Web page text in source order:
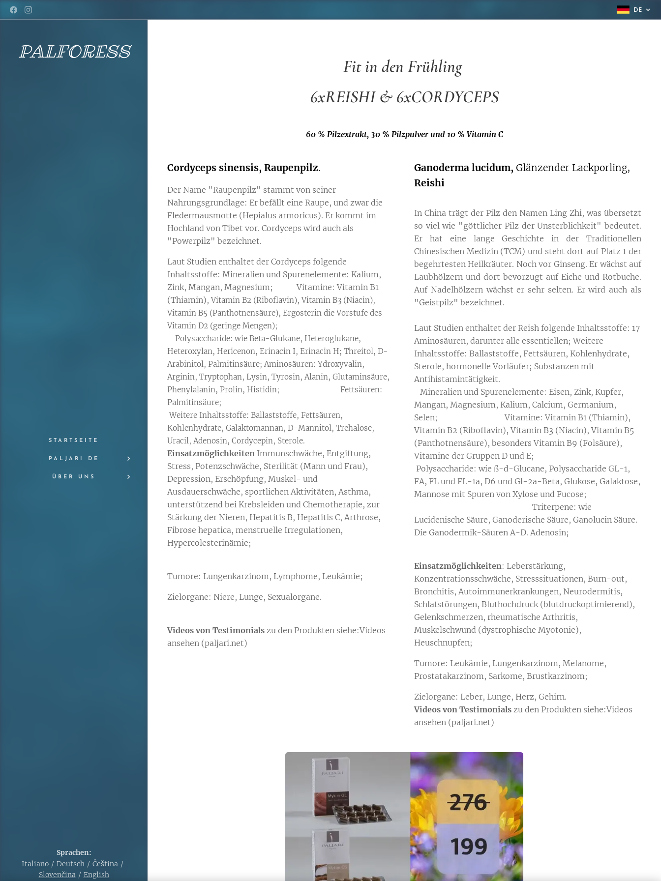
DE
PALFORESS
STARTSEITE
PALJARI DE
ÜBER UNS
Fit in den Frühling
6xREISHI & 6xCORDYCEPS
60 % Pilzextrakt, 30 % Pilzpulver und 10 % Vitamin C
Cordyceps sinensis, Raupenpilz.
Der Name "Raupenpilz" stammt von seiner
Nahrungsgrundlage: Er befällt eine Raupe, und zwar die
Fledermausmotte (Hepialus armoricus). Er kommt im
Hochland von Tibet vor. Cordyceps wird auch als
"Powerpilz" bezeichnet.
Laut Studien enthaltet der Cordyceps folgende
Inhaltsstoffe: Mineralien und Spurenelemente: Kalium,
Zink, Mangan, Magnesium; Vitamine: Vitamin B1
(Thiamin),Vitamin B2 (Riboflavin), Vitamin B3 (Niacin),
Vitamin B5 (Panthotnensäure), Ergosterin die Vorstufe des
Vitamin D2 (geringe Mengen);
Polysaccharide: wie Beta-Glukane, Heteroglukane,
Heteroxylan, Hericenon, Erinacin I, Erinacin H; Threitol, D-
Arabinitol, Palmitinsäure; Aminosäuren: Ydroxyvalin,
Arginin, Tryptophan, Lysin, Tyrosin, Alanin, Glutaminsäure,
Phenylalanin, Prolin, Histidin; Fettsäuren:
Palmitinsäure;
Weitere Inhaltsstoffe: Ballaststoffe, Fettsäuren,
Kohlenhydrate, Galaktomannan, D-Mannitol, Trehalose,
Uracil, Adenosin, Cordycepin, Sterole.
Einsatzmöglichkeiten Immunschwäche, Entgiftung,
Stress, Potenzschwäche, Sterilität (Mann und Frau),
Depression, Erschöpfung, Muskel- und
Ausdauerschwäche, sportlichen Aktivitäten, Asthma,
unterstützend bei Krebsleiden und Chemotherapie, zur
Stärkung der Nieren, Hepatitis B, Hepatitis C, Arthrose,
Fibrose hepatica, menstruelle Irregulationen,
Hypercolesterinämie;
Tumore: Lungenkarzinom, Lymphome, Leukämie;
Zielorgane: Niere, Lunge, Sexualorgane.
Videos von Testimonials zu den Produkten siehe:Videos
ansehen (paljari.net)
Ganoderma lucidum, Glänzender Lackporling,
Reishi
In China trägt der Pilz den Namen Ling Zhi, was übersetzt
so viel wie "göttlicher Pilz der Unsterblichkeit" bedeutet.
Er hat eine lange Geschichte in der Traditionellen
Chinesischen Medizin (TCM) und steht dort auf Platz 1 der
begehrtesten Heilkräuter. Noch vor Ginseng. Er wächst auf
Laubhölzern und dort bevorzugt auf Eiche und Rotbuche.
Auf Nadelhölzern wächst er sehr selten. Er wird auch als
"Geistpilz" bezeichnet.
Laut Studien enthaltet der Reish folgende Inhaltsstoffe: 17
Aminosäuren, darunter alle essentiellen; Weitere
Inhaltsstoffe: Ballaststoffe, Fettsäuren, Kohlenhydrate,
Sterole, hormonelle Vorläufer; Substanzen mit
Antihistamintätigkeit.
Mineralien und Spurenelemente: Eisen, Zink, Kupfer,
Mangan, Magnesium, Kalium, Calcium, Germanium,
Selen; Vitamine: Vitamin B1 (Thiamin),
Vitamin B2 (Riboflavin), Vitamin B3 (Niacin), Vitamin B5
(Panthotnensäure), besonders Vitamin B9 (Folsäure),
Vitamine der Gruppen D und E;
Polysaccharide: wie ß-d-Glucane, Polysaccharide GL-1,
FA, FL und FL-1a, D6 und Gl-2a-Beta, Glukose, Galaktose,
Mannose mit Spuren von Xylose und Fucose;
Triterpene: wie
Lucidenische Säure, Ganoderische Säure, Ganolucin Säure.
Die Ganodermik-Säuren A-D. Adenosin;
Einsatzmöglichkeiten: Leberstärkung,
Konzentrationsschwäche, Stresssituationen, Burn-out,
Bronchitis, Autoimmunerkrankungen, Neurodermitis,
Schlafstörungen, Bluthochdruck (blutdruckoptimierend),
Gelenkschmerzen, rheumatische Arthritis,
Muskelschwund (dystrophische Myotonie),
Heuschnupfen;
Tumore: Leukämie, Lungenkarzinom, Melanome,
Prostatakarzinom, Sarkome, Brustkarzinom;
Zielorgane: Leber, Lunge, Herz, Gehirn.
Videos von Testimonials zu den Produkten siehe:Videos
ansehen (paljari.net)
Sprachen
Italiano
Deutsch
Čeština
Slovenčina
English